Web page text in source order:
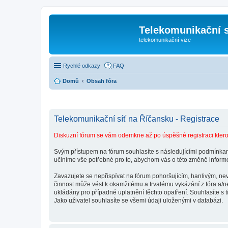
Telekomunikační
telekomunikační vize
Rychlé odkazy FAQ
Domů Obsah fóra
Telekomunikační síť na Říčansku - Registrace
Diskuzní fórum se vám odemkne až po úspěšné registraci
Svým přístupem na fórum souhlasíte s následujícími
učiníme vše potřebné pro to, abychom vás o této změně
Zavazujete se nepřispívat na fórum pohoršujícím, hanlivým,
činnost může vést k okamžitému a trvalému vykázání z fóra
ukládány pro případné uplatnění těchto opatření. Souhlasíte s
Jako uživatel souhlasíte se všemi údaji uloženými v databázi.